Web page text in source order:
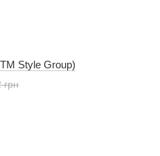
Style Group)
грн